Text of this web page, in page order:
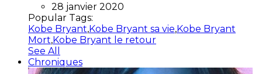
28 janvier 2020
Popular Tags:
Kobe Bryant,Kobe Bryant sa vie,Kobe Bryant
Mort,Kobe Bryant le retour
See All
Chroniques